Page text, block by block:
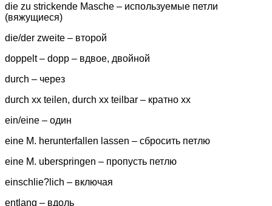
die zu strickende Masche – используемые петли
(вяжущиеся)
die/der zweite – второй
doppelt – dopp – вдвое, двойной
durch – через
durch xx teilen, durch xx teilbar – кратно хх
ein/eine – один
eine M. herunterfallen lassen – сбросить петлю
eine M. uberspringen – пропусть петлю
einschlie?lich – включая
entlang – вдоль